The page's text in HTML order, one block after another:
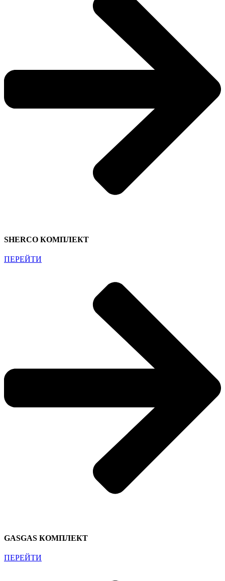
SHERCO КОМПЛЕКТ
ПЕРЕЙТИ
GASGAS КОМПЛЕКТ
ПЕРЕЙТИ